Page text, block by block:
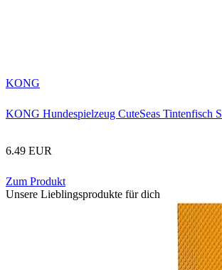
KONG
KONG Hundespielzeug CuteSeas Tintenfisch S
6.49 EUR
Zum Produkt
Unsere Lieblingsprodukte für dich